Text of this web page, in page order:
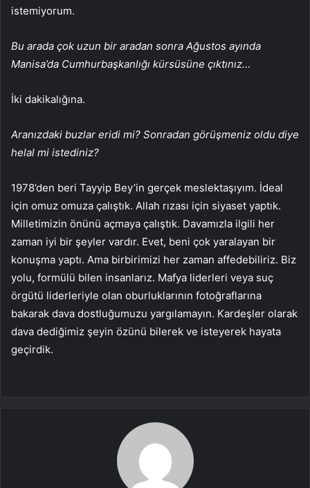
istemiyorum.
Bu arada çok uzun bir aradan sonra Ağustos ayında
Manisa’da Cumhurbaşkanlığı kürsüsüne çıktınız…
İki dakikalığına.
Aranızdaki buzlar eridi mi? Sonradan görüşmeniz oldu diye
helal mi istediniz?
1978’den beri Tayyip Bey’in gerçek meslektaşıyım. İdeal
için omuz omuza çalıştık. Allah rızası için siyaset yaptık.
Milletimizin önünü açmaya çalıştık. Davamızla ilgili her
zaman iyi bir şeyler vardır. Evet, beni çok yaralayan bir
konuşma yaptı. Ama birbirimizi her zaman affedebiliriz. Biz
yolu, formülü bilen insanlarız. Mafya liderleri veya suç
örgütü liderleriyle olan oburluklarının fotoğraflarına
bakarak dava dostluğumuzu yargılamayın. Kardeşler olarak
dava dediğimiz şeyin özünü bilerek ve isteyerek hayata
geçirdik.